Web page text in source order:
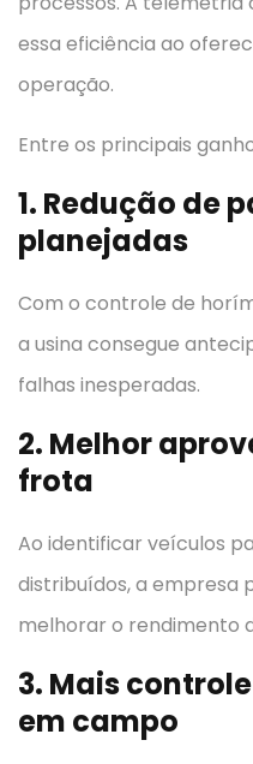
essa eficiência ao
operação.
Entre os principais
1. Redução de
planejadas
Com o controle de
a usina consegue
falhas inesperadas.
2. Melhor
frota
Ao identificar veículos
distribuídos, a empresa
melhorar o rendimento
3. Mais
em campo